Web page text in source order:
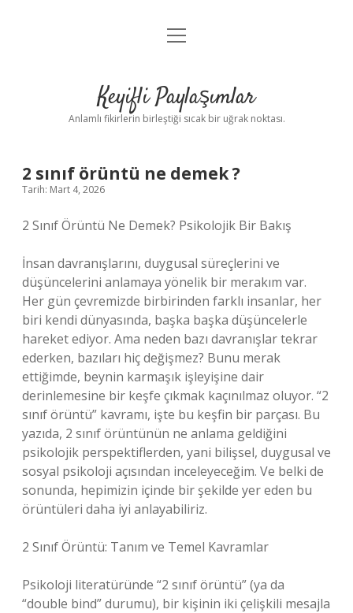
Anasayfa
Yasal Uyarı
menüyü
Keyifli Paylaşımlar
Anlamlı fikirlerin birleştiği sıcak bir uğrak noktası.
2 sınıf örüntü ne demek ?
Tarih: Mart 4, 2026
2 Sınıf Örüntü Ne Demek? Psikolojik Bir Bakış
İnsan davranışlarını, duygusal süreçlerini ve
düşüncelerini anlamaya yönelik bir merakım var.
Her gün çevremizde birbirinden farklı insanlar, her
biri kendi dünyasında, başka başka düşüncelerle
hareket ediyor. Ama neden bazı davranışlar tekrar
ederken, bazıları hiç değişmez? Bunu merak
ettiğimde, beynin karmaşık işleyişine dair
derinlemesine bir keşfe çıkmak kaçınılmaz oluyor. “2
sınıf örüntü” kavramı, işte bu keşfin bir parçası. Bu
yazıda, 2 sınıf örüntünün ne anlama geldiğini
psikolojik perspektiflerden, yani bilişsel, duygusal ve
sosyal psikoloji açısından inceleyeceğim. Ve belki de
sonunda, hepimizin içinde bir şekilde yer eden bu
örüntüleri daha iyi anlayabiliriz.
2 Sınıf Örüntü: Tanım ve Temel Kavramlar
Psikoloji literatüründe “2 sınıf örüntü” (ya da
“double bind” durumu), bir kişinin iki çelişkili mesajla